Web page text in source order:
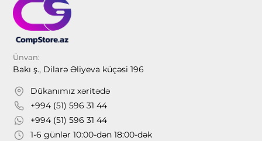
Ünvan:
Bakı ş., Dilarə Əliyeva küçəsi 196
Dükanımız xəritədə
+994 (51) 596 31 44
+994 (51) 596 31 44
1-6 günlər 10:00-dən 18:00-dək